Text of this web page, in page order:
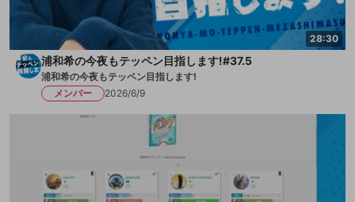
28:30
浦和希の今夜もテッペン目指します!#37.5
浦和希の今夜もテッペン目指します!
メンバー
2026/6/9